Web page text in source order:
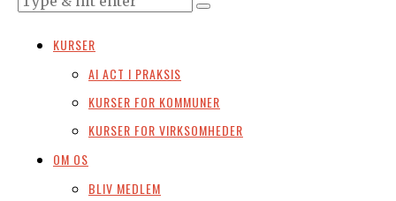
KURSER
AI ACT I PRAKSIS
KURSER FOR KOMMUNER
KURSER FOR VIRKSOMHEDER
OM OS
BLIV MEDLEM